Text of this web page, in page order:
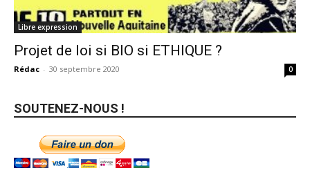
Libre expression
Projet de loi si BIO si ETHIQUE ?
Rédac - 30 septembre 2020 0
SOUTENEZ-NOUS !